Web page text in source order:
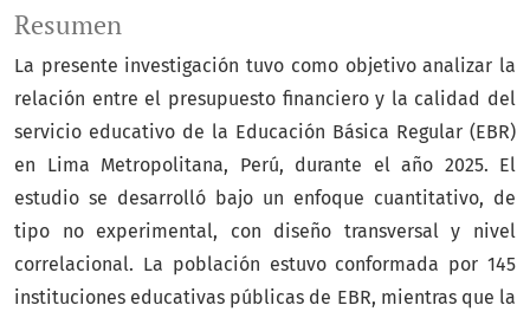
Resumen
La presente investigación tuvo como objetivo analizar la
relación entre el presupuesto financiero y la calidad del
servicio educativo de la Educación Básica Regular (EBR)
en Lima Metropolitana, Perú, durante el año 2025. El
estudio se desarrolló bajo un enfoque cuantitativo, de
tipo no experimental, con diseño transversal y nivel
correlacional. La población estuvo conformada por 145
instituciones educativas públicas de EBR, mientras que la